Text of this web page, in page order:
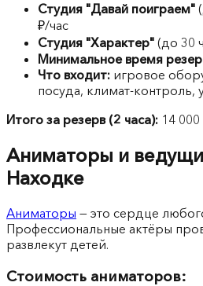
Студия "Давай поиграем"
₽/час
Студия "Характер" (до 30
Минимальное время
Что входит: игровое
посуда, климат-контроль,
Итого за резерв (2 часа): 14 000
Аниматоры и
Находке
Аниматоры — это сердце
Профессиональные актёры
развлекут детей.
Стоимость аниматоров: